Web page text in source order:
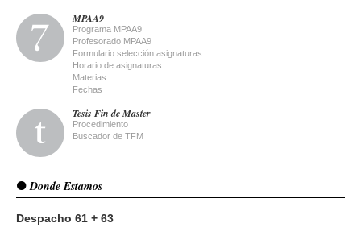
MPAA9
Programa MPAA9
Profesorado MPAA9
Formulario selección asignaturas
Horario de asignaturas
Materias
Fechas
Tesis Fin de Master
Procedimiento
Buscador de TFM
Donde Estamos
Despacho 61 + 63